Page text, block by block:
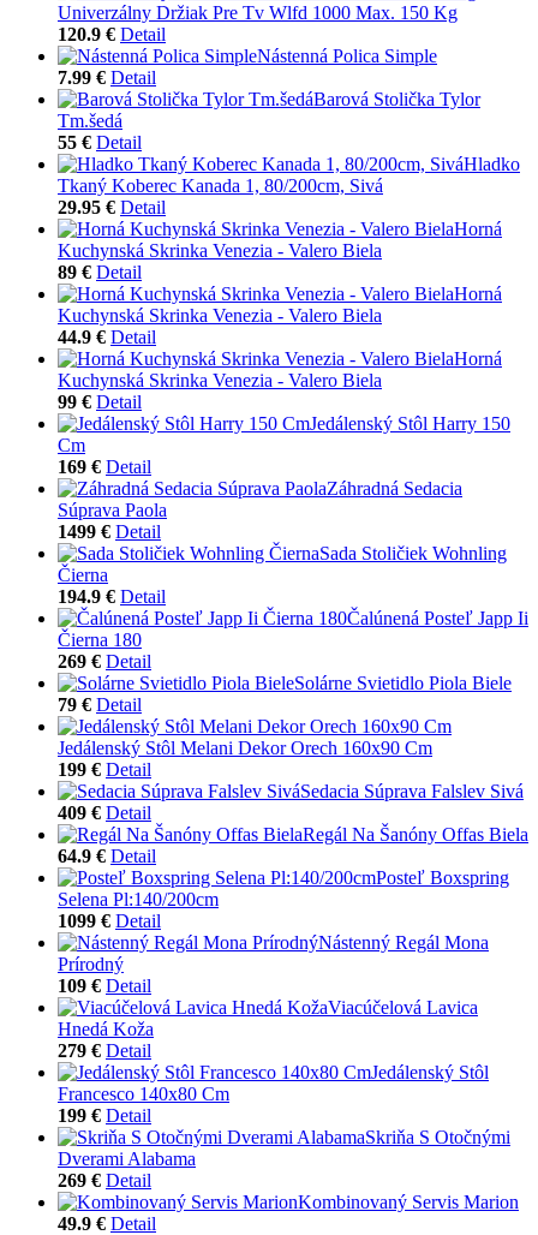
Univerzálny Držiak Pre Tv Wlfd 1000 Max. 150 Kg
120.9 € Detail
Nástenná Polica Simple
7.99 € Detail
Barová Stolička Tylor
Tm.šedá
55 € Detail
Hladko
Tkaný Koberec Kanada 1, 80/200cm, Sivá
29.95 € Detail
Horná
Kuchynská Skrinka Venezia - Valero Biela
89 € Detail
Horná
Kuchynská Skrinka Venezia - Valero Biela
44.9 € Detail
Horná
Kuchynská Skrinka Venezia - Valero Biela
99 € Detail
Jedálenský Stôl Harry 150
Cm
169 € Detail
Záhradná Sedacia
Súprava Paola
1499 € Detail
Sada Stoličiek Wohnling
Čierna
194.9 € Detail
Čalúnená Posteľ Japp Ii
Čierna 180
269 € Detail
Solárne Svietidlo Piola Biele
79 € Detail
Jedálenský Stôl Melani Dekor Orech 160x90 Cm
199 € Detail
Sedacia Súprava Falslev Sivá
409 € Detail
Regál Na Šanóny Offas Biela
64.9 € Detail
Posteľ Boxspring
Selena Pl:140/200cm
1099 € Detail
Nástenný Regál Mona
Prírodný
109 € Detail
Viacúčelová Lavica
Hnedá Koža
279 € Detail
Jedálenský Stôl
Francesco 140x80 Cm
199 € Detail
Skriňa S Otočnými
Dverami Alabama
269 € Detail
Kombinovaný Servis Marion
49.9 € Detail